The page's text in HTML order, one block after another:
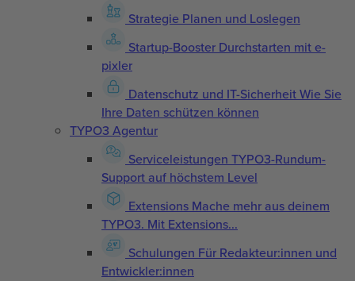
Strategie Planen und Loslegen
Startup-Booster Durchstarten mit e-
pixler
Datenschutz und IT-SicherheitWie Sie
Ihre Daten schützen können
TYPO3 Agentur
Serviceleistungen TYPO3-Rundum-
Support auf höchstem Level
Extensions Mache mehr aus deinem
TYPO3. Mit Extensions...
Schulungen Für Redakteur:innen und
Entwickler:innen